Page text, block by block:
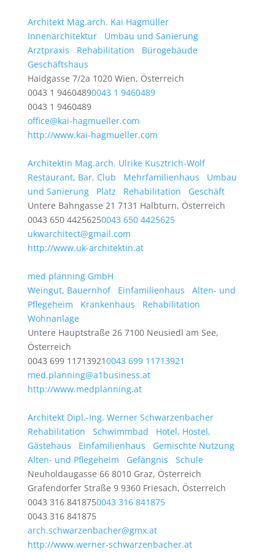
Architekt Mag.arch. Kai Hagmüller
Innenarchitektur
Umbau und Sanierung
Arztpraxis
Rehabilitation
Bürogebäude
Geschäftshaus
Haidgasse 7/2a 1020 Wien, Österreich
0043 1 94604890043 1 9460489
0043 1 9460489
office@kai-hagmueller.com
http://www.kai-hagmueller.com
Architektin Mag.arch. Ulrike Kusztrich-Wolf
Restaurant, Bar, Club
Mehrfamilienhaus
Umbau
und Sanierung
Platz Rehabilitation
Geschäft
Untere Bahngasse 21 7131 Halbturn, Österreich
0043 650 44256250043 650 4425625
ukwarchitect@gmail.com
http://www.uk-architektin.at
med planning GmbH
Weingut, Bauernhof
Einfamilienhaus
Alten- und
Pflegeheim
Krankenhaus
Rehabilitation
Wohnanlage
Untere Hauptstraße 26 7100 Neusiedl am See,
Österreich
0043 699 117139210043 699 11713921
med.planning@a1business.at
http://www.medplanning.at
Architekt Dipl.-Ing. Werner Schwarzenbacher
Rehabilitation
Schwimmbad
Hotel, Hostel,
Gästehaus
Einfamilienhaus
Gemischte Nutzung
Alten- und Pflegeheim
Gefängnis
Schule
Neuholdaugasse 66 8010 Graz, Österreich
Grafendorfer Straße 9 9360 Friesach, Österreich
0043 316 8418750043 316 841875
0043 316 841875
arch.schwarzenbacher@gmx.at
http://www.werner-schwarzenbacher.at